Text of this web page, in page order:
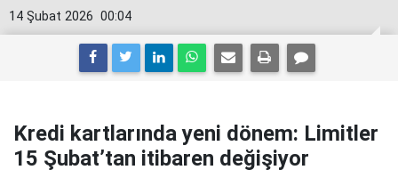
00:04
14 Şubat 2026
Kredi kartlarında yeni dönem: Limitler
15 Şubat’tan itibaren değişiyor